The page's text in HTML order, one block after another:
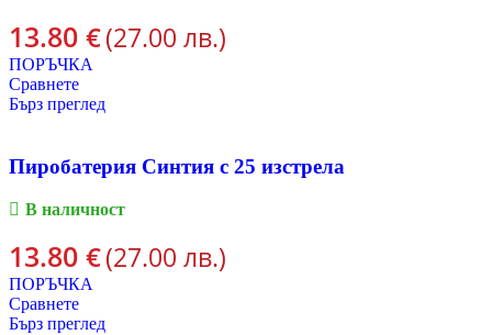
13.80 €(27.00 лв.)
ПОРЪЧКА
Сравнете
Бърз преглед
Пиробатерия Синтия с 25 изстрела
В наличност
13.80 €(27.00 лв.)
ПОРЪЧКА
Сравнете
Бърз преглед